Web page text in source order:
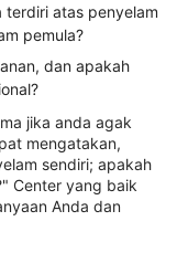
atas penyelam
pemula?
dan apakah
jika anda agak
mengatakan,
sendiri; apakah
Center yang baik
Anda dan